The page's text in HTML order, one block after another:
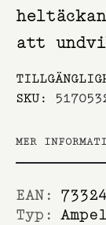
att
SKU
MER
Mer